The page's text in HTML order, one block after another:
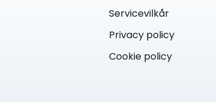
Servicevilkår
Privacy policy
Cookie policy